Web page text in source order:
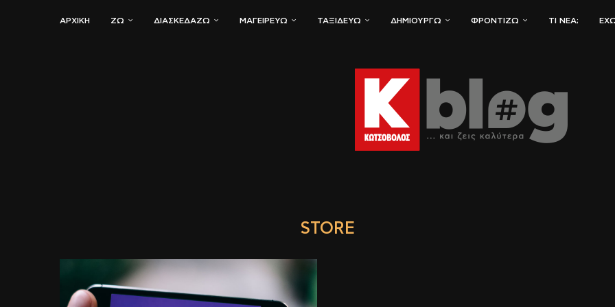
ΑΡΧΙΚΗ ΖΏ ΔΙΑΣΚΕΔΆΖΩ ΜΑΓΕΙΡΕΎΩ ΤΑΞΙΔΕΎΩ ΔΗΜΙΟΥΡΓΏ ΦΡΟΝΤΊΖΩ ΤΙ ΝΈΑ;
STORE